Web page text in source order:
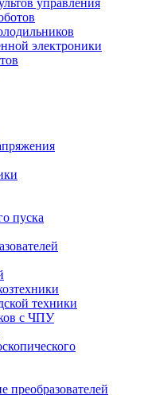
управления
электроники
пуска
техники
с ЧПУ
преобразователей